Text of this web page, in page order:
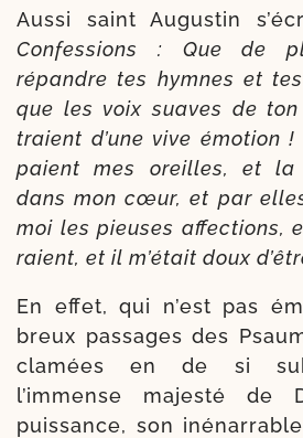
Aussi saint Augustin
Confessions : Que de
répandre tes hymnes et
que les voix suaves de
traient d’une vive émo­tion
paient mes oreilles, et la
dans mon cœur, et par
moi les pieuses affec­tions,
raient, et il m’était doux
En effet, qui n’est pas
breux pas­sages des
cla­mées en de si
l’immense majes­té de
puissance, son